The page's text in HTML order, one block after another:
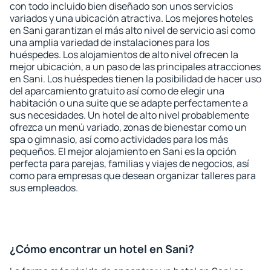
con todo incluido bien diseñado son unos servicios
variados y una ubicación atractiva. Los mejores hoteles
en Sani garantizan el más alto nivel de servicio así como
una amplia variedad de instalaciones para los
huéspedes. Los alojamientos de alto nivel ofrecen la
mejor ubicación, a un paso de las principales atracciones
en Sani. Los huéspedes tienen la posibilidad de hacer uso
del aparcamiento gratuito así como de elegir una
habitación o una suite que se adapte perfectamente a
sus necesidades. Un hotel de alto nivel probablemente
ofrezca un menú variado, zonas de bienestar como un
spa o gimnasio, así como actividades para los más
pequeños. El mejor alojamiento en Sani es la opción
perfecta para parejas, familias y viajes de negocios, así
como para empresas que desean organizar talleres para
sus empleados.
¿Cómo encontrar un hotel en Sani?